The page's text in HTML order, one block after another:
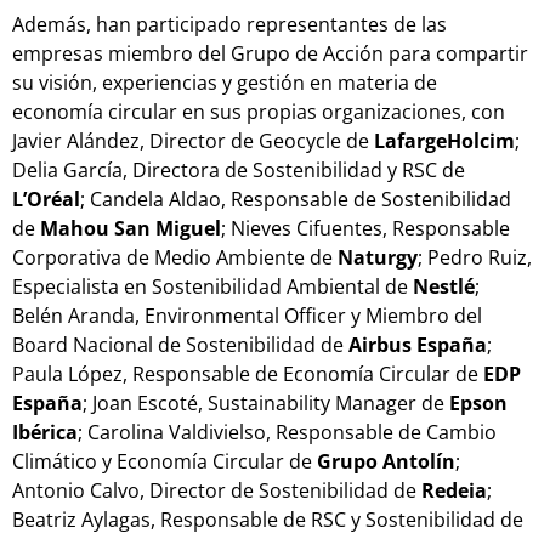
Además, han participado representantes de las
empresas miembro del Grupo de Acción para compartir
su visión, experiencias y gestión en materia de
economía circular en sus propias organizaciones, con
Javier Alández, Director de Geocycle de LafargeHolcim;
Delia García, Directora de Sostenibilidad y RSC de
L’Oréal; Candela Aldao, Responsable de Sostenibilidad
de Mahou San Miguel; Nieves Cifuentes, Responsable
Corporativa de Medio Ambiente de Naturgy; Pedro Ruiz,
Especialista en Sostenibilidad Ambiental de Nestlé;
Belén Aranda, Environmental Officer y Miembro del
Board Nacional de Sostenibilidad deAirbus España;
Paula López, Responsable de Economía Circular de EDP
España; Joan Escoté, Sustainability Manager de Epson
Ibérica; Carolina Valdivielso, Responsable de Cambio
Climático y Economía Circular de Grupo Antolín;
Antonio Calvo, Director de Sostenibilidad de Redeia;
Beatriz Aylagas, Responsable de RSC y Sostenibilidad de